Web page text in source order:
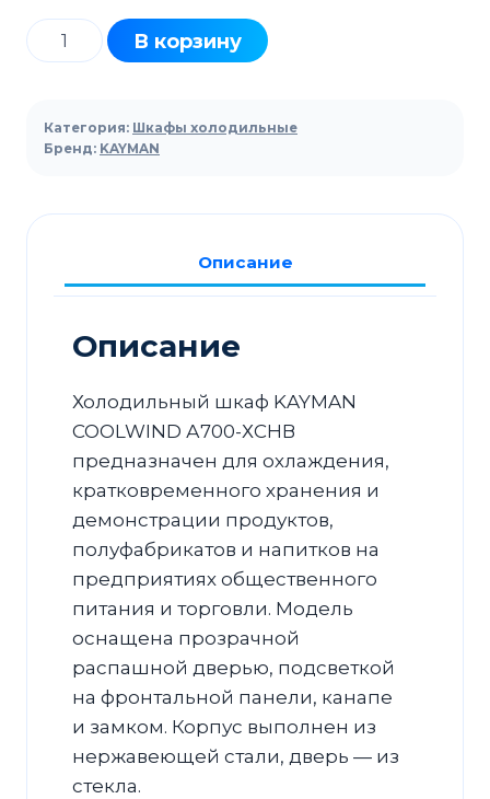
Количество
товара
холодильный
KAYMAN
А700-
ХСНВ
В корзину
Категория: Шкафы холодильные
Бренд: KAYMAN
Описание
Описание
Холодильный шкаф KAYMAN
COOLWIND А700-ХСНВ
предназначен для охлаждения,
кратковременного хранения и
демонстрации продуктов,
полуфабрикатов и напитков на
предприятиях общественного
питания и торговли. Модель
оснащена прозрачной
распашной дверью, подсветкой
на фронтальной панели, канапе
и замком. Корпус выполнен из
нержавеющей стали, дверь — из
стекла.